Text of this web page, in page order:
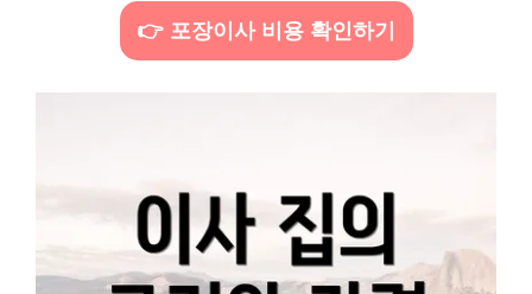
👉 포장이사 비용 확인하기